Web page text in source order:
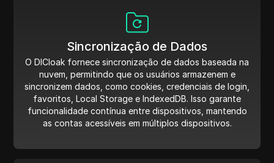
Sincronização de Dados
O DICloak fornece sincronização de dados baseada na
nuvem, permitindo que os usuários armazenem e
sincronizem dados, como cookies, credenciais de login,
favoritos, Local Storage e IndexedDB. Isso garante
funcionalidade contínua entre dispositivos, mantendo
as contas acessíveis em múltiplos dispositivos.